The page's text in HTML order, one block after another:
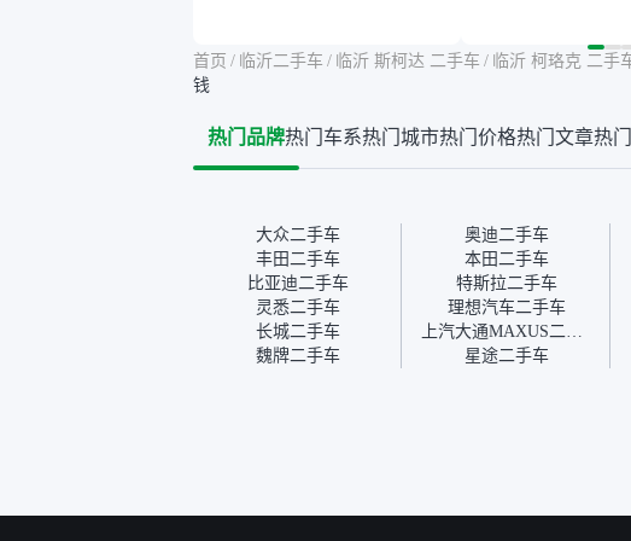
况。我拿到你们的信息之
台），同时也找了朋友帮忙
线下看车。结果跟你们的报
我第一天看车，第二天你们
就约我到店，我第三天去提
的车。去之前我提前跟交接
人员说好，到了之后要当着
我的面再做一次复检，你们
也安排了师傅，服务可以，
速度很快。体验下来自营车
平台，车价贵点也
竟有保障。其他平
多花点钱买个放心
首页 / 临沂二手车 / 临沂 斯柯达 二手车 / 临沂 柯珞克 二手
钱
热门品牌热门车系热门城市热门价格热门文章热
大众二手车 奥迪二手车
丰田二手车
本田二手车
比亚迪二手车
特斯拉二手车
灵悉二手车
理想汽车二手车
长城二手车
上汽大通MAXUS二手车
魏牌二手车
星途二手车